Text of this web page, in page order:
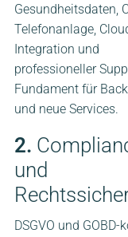
Gesundheitsdaten,
Telefonanlage,
Integration und
professioneller
Fundament für
und neue Services.
2.
und
DSGVO und GOBD-